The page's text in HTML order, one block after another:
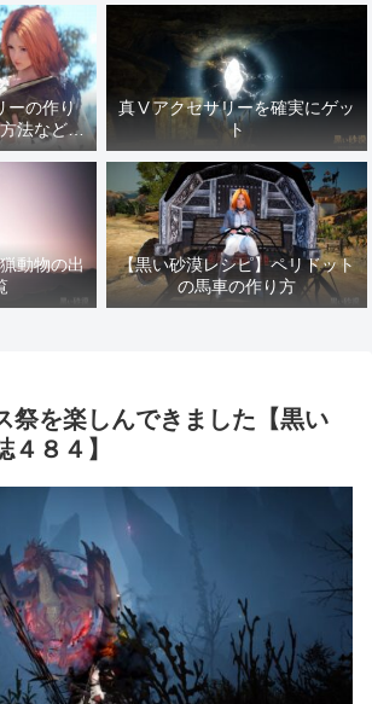
ーの作り
法などま
誌１４１
真Ⅴアクセサリーを確実にゲッ
ト
動物の出
【黒い砂漠レシピ】ペリドット
の馬車の作り方
祭を楽しんできました【黒い
４８４】